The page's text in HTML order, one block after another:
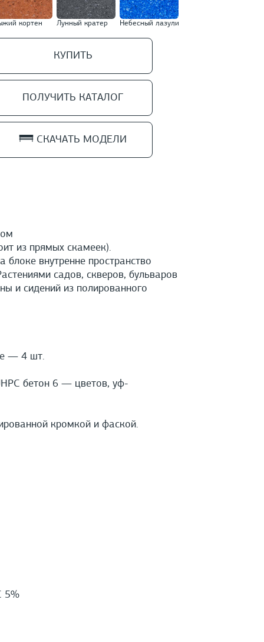
кортен Лунный кратер Небесный лазули
КУПИТЬ
ПОЛУЧИТЬ КАТАЛОГ
СКАЧАТЬ МОДЕЛИ
из прямых скамеек).
внутренне пространство
садов, скверов, бульваров
и сидений из полированного
— 4 шт.
бетон 6 — цветов, уф-
кромкой и фаской.
5%